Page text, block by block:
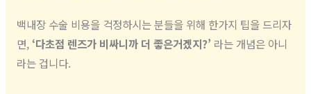
백내장 수술 비용을 걱정하시는 분들을 위해 한가지 팁을 드리자
면, ‘다초점 렌즈가 비싸니까 더 좋은거겠지?’ 라는 개념은 아니
라는 겁니다.